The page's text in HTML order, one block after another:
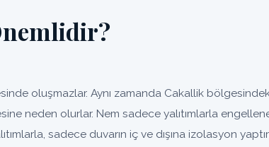
oluşmazlar. Aynı zamanda Cakallik
neden olurlar. Nem sadece yalıtımlarla
sadece duvarın iç ve dışına izolasyon